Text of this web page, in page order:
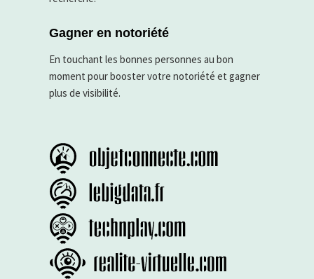
Gagner en notoriété
En touchant les bonnes personnes au bon
moment pour booster votre notoriété et gagner
plus de visibilité.